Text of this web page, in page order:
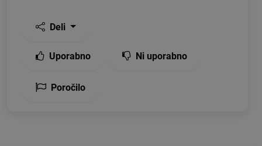
Deli
Uporabno Ni uporabno
Poročilo